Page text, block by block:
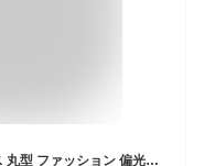
サングラス メンズ サングラス レディース 丸型 ファッション 偏光サングラス 釣り ゴルフ用サングラス 丸メガネ UV400保護 紫外線カット 偏光グラス 運転用サングラス 軽量 バイク用サングラス sunglasses for men 金属フレーム レトロ 男女兼用 8カラー【海外通販】